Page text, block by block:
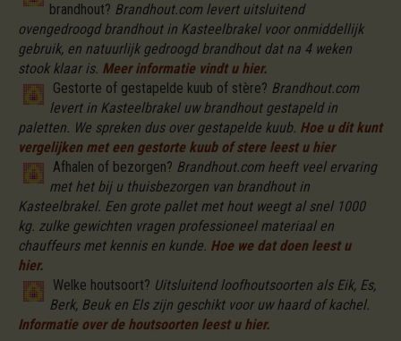
brandhout? Brandhout.com levert uitsluitend
ovengedroogd brandhout in Kasteelbrakel voor onmiddellijk
gebruik, en natuurlijk gedroogd brandhout dat na 4 weken
stook klaar is. Meer informatie vindt u hier.
Gestorte of gestapelde kuub of stère? Brandhout.com
levert in Kasteelbrakel uw brandhout gestapeld in
paletten. We spreken dus over gestapelde kuub. Hoe u dit kunt
vergelijken met een gestorte kuub of stere leest u hier
Afhalen of bezorgen? Brandhout.com heeft veel ervaring
met het bij u thuisbezorgen van brandhout in
Kasteelbrakel. Een grote pallet met hout weegt al snel 1000
kg. zulke gewichten vragen professioneel materiaal en
chauffeurs met kennis en kunde. Hoe we dat doen leest u
hier.
Welke houtsoort? Uitsluitend loofhoutsoorten als Eik, Es,
Berk, Beuk en Els zijn geschikt voor uw haard of kachel.
Informatie over de houtsoorten leest u hier.